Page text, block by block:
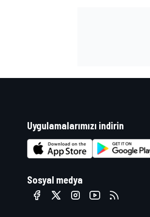
Uygulamalarımızı indirin
Sosyal medya